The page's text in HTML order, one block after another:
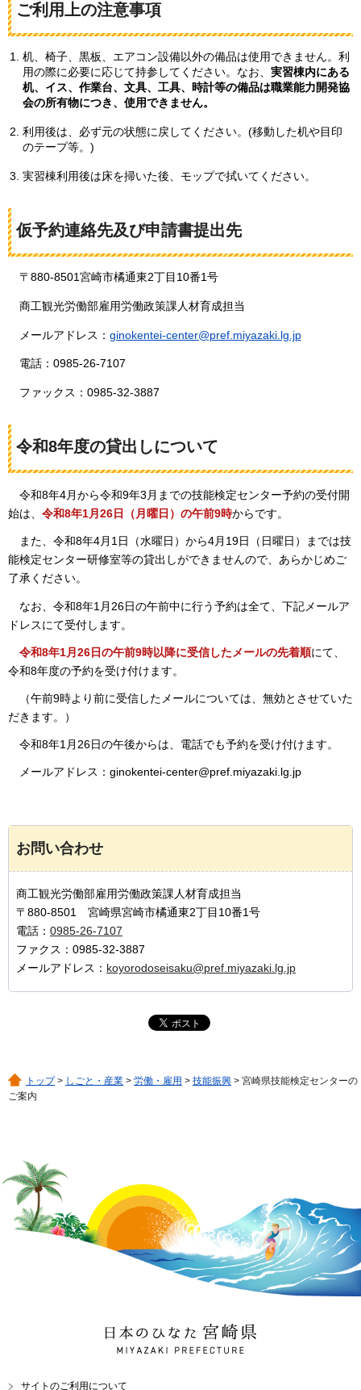
ご利用上の注意事項
机、椅子、黒板、エアコン設備以外の備品は使用できません。利
用の際に必要に応じて持参してください。なお、 実習棟内にある
机、イス、作業台、文具、工具、時計等の備品は職業能力開発協
会の所有物につき、使用できません。
利用後は、必ず元の状態に戻してください。(移動した机や目印
のテープ等。)
実習棟利用後は床を掃いた後、モップで拭いてください。
仮予約連絡先及び申請書提出先
〒880-8501宮崎市橘通東2丁目10番1号
商工観光労働部雇用労働政策課人材育成担当
メールアドレス： ginokentei-center@pref.miyazaki.lg.jp
電話：0985-26-7107
ファックス：0985-32-3887
令和8年度の貸出しについて
令和8年4月から令和9年3月までの技能検定センター予約の受付開
始は、 令和8年1月26日（月曜日）の午前9時からです。
ま た、令和8年4月1日（水曜日）から4月19日（日曜日）までは技
能検定センター研修室等の貸出しができませんので、あらかじめご
了承ください。
なお、令和8年1月26日の午前中に行う予約は全て、下記メールア
ドレスにて受付します。
令和8年1月26日の午前9時以降に受信したメールの先着順にて、
令和8年度の予約を受け付けます。
（午前9時より前に受信したメールについては、無効とさせていた
だきます。）
令和8年1月26日の午後からは、電話でも予約を受け付けます。
メールアドレス：ginokentei-center@pref.miyazaki.lg.jp
お問い合わせ
商工観光労働部雇用労働政策課人材育成担当
〒880-8501 宮崎県宮崎市橘通東2丁目10番1号
電話： 0985-26-7107
ファクス：0985-32-3887
メールアドレス： koyorodoseisaku@pref.miyazaki.lg.jp
トップ> しごと・産業 > 労働・雇用 > 技能振興 > 宮崎県技能検定センターの
ご案内
日本のひなた 宮崎県
MIYAZAKI PREFECTURE
サイトのご利用について